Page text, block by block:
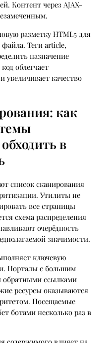
Контент через AJAX-
разметку HTML5 для
Теги article,
назначение
облегчает
увеличивает качество
как
в
список сканирования
Утилиты не
все страницы
схема распределения
очерёдность
значимости.
ключевую
Порталы с большим
обратными ссылками
ресурсы оказываются
Посещаемые
ботами несколько раз в